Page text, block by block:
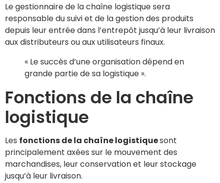
Le gestionnaire de la chaîne logistique sera
responsable du suivi et de la gestion des produits
depuis leur entrée dans l’entrepôt jusqu’à leur livraison
aux distributeurs ou aux utilisateurs finaux.
« Le succès d’une organisation dépend en
grande partie de sa logistique ».
Fonctions de la chaîne
logistique
Les fonctions de la chaîne logistiquesont
principalement axées sur le mouvement des
marchandises, leur conservation et leur stockage
jusqu’à leur livraison.